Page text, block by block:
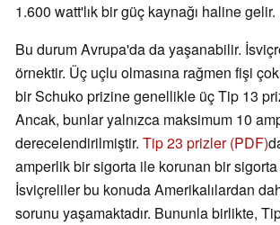
1.600 watt'lık bir güç kaynağı haline gelir.
Bu durum Avrupa'da da yaşanabilir.
örnektir. Üç uçlu olmasına rağmen fişi
bir Schuko prizine genellikle üç Tip 13
Ancak, bunlar yalnızca maksimum 10
derecelendirilmiştir. Tip 23 prizler (PDF)
amperlik bir sigorta ile korunan bir
İsviçreliler bu konuda Amerikalılardan
sorunu yaşamaktadır. Bununla birlikte,